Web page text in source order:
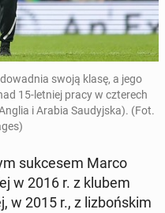
swoją klasę, a jego
15-letniej pracy w czte­rech
i Arabia Sau­dyj­ska). (Fot.
suk­ce­sem Marco
w 2016 r. z klubem
w 2015 r., z li­zboń­skim